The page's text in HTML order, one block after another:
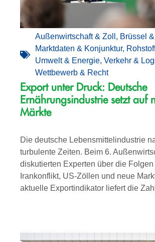
Außenwirtschaft & Zoll , Brüssel
Marktdaten & Konjunktur,
Umwelt & Energie, Verkehr &
Wettbewerb & Recht
Export unter Druck: Deutsche
Ernährungsindustrie setzt auf
Märkte
Die deutsche Lebensmittelindustrie
turbulente Zeiten. Beim 6.
diskutierten Experten über die Folgen
Irankonflikt, US-Zöllen und neue
aktuelle Exportindikator liefert die